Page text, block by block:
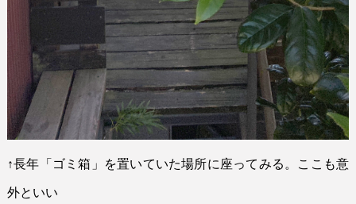
↑長年「ゴミ箱」を置いていた場所に座ってみる。ここも意
外といい